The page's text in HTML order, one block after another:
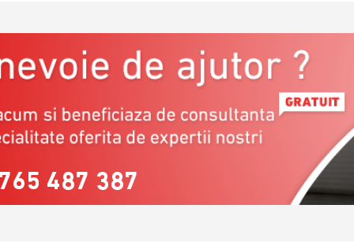
487 387